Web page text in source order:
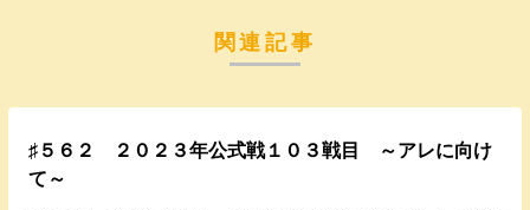
関連記事
♯５６２ ２０２３年公式戦１０３戦目 ～アレに向け
て～